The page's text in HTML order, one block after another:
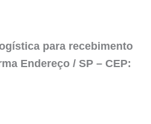
para recebimento
Endereço / SP – CEP: